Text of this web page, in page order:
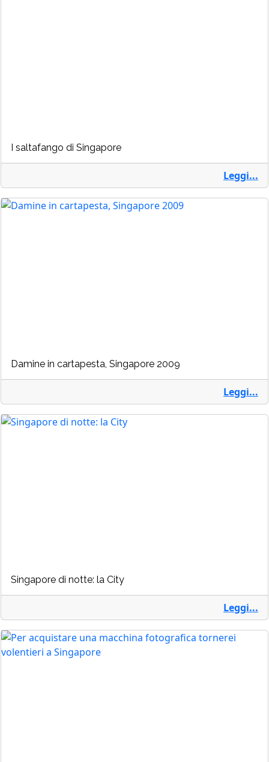
I saltafango di Singapore
Leggi...
Damine in cartapesta, Singapore 2009
Leggi...
Singapore di notte: la City
Leggi...